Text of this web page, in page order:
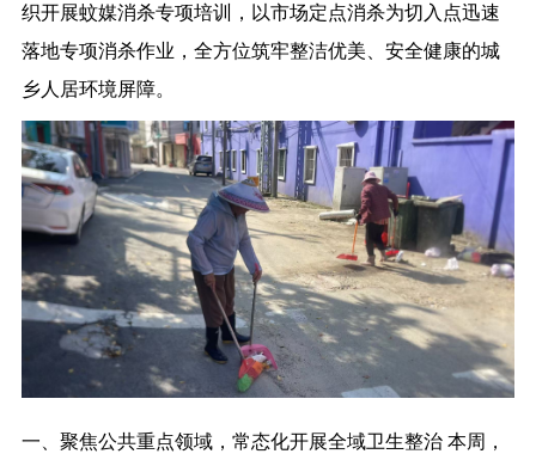
织开展蚊媒消杀专项培训，以市场定点消杀为切入点迅速
落地专项消杀作业，全方位筑牢整洁优美、安全健康的城
乡人居环境屏障。
一、聚焦公共重点领域，常态化开展全域卫生整治 本周，